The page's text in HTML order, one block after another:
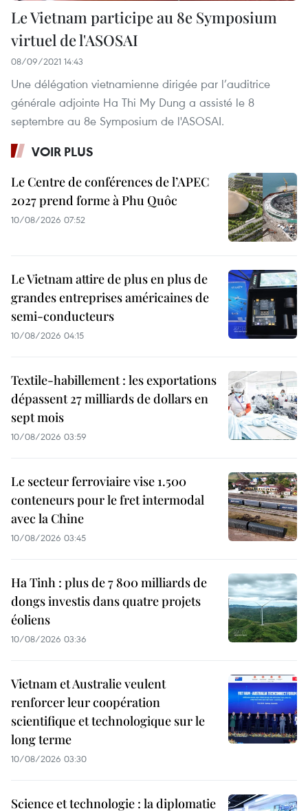
Le Vietnam participe au 8e Symposium
virtuel de l'ASOSAI
08/09/2021 14:43
Une délégation vietnamienne dirigée par l’auditrice
générale adjointe Ha Thi My Dung a assisté le 8
septembre au 8e Symposium de l'ASOSAI.
VOIR PLUS
Le Centre de conférences de l’APEC
2027 prend forme à Phu Quôc
10/08/2026 07:52
Le Vietnam attire de plus en plus de
grandes entreprises américaines de
semi-conducteurs
10/08/2026 04:15
Textile-habillement : les exportations
dépassent 27 milliards de dollars en
sept mois
10/08/2026 03:59
Le secteur ferroviaire vise 1.500
conteneurs pour le fret intermodal
avec la Chine
10/08/2026 03:45
Ha Tinh : plus de 7 800 milliards de
dongs investis dans quatre projets
éoliens
10/08/2026 03:36
Vietnam et Australie veulent
renforcer leur coopération
scientifique et technologique sur le
long terme
10/08/2026 03:30
Science et technologie : la diplomatie